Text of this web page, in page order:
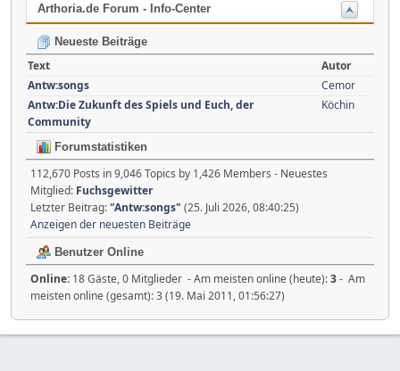
Arthoria.de Forum - Info-Center
Neueste Beiträge
Text
Autor
Antw:songs
Cemor
Antw:Die Zukunft des Spiels und Euch, der
Community
Köchin
Forumstatistiken
112,670 Posts in 9,046 Topics by 1,426 Members - Neuestes
Mitglied: Fuchsgewitter
Letzter Beitrag:"Antw:songs" (25. Juli 2026, 08:40:25)
Anzeigen der neuesten Beiträge
Benutzer Online
Online: 18 Gäste, 0 Mitglieder - Am meisten online (heute):3- Am
meisten online (gesamt): 3 (19. Mai 2011, 01:56:27)